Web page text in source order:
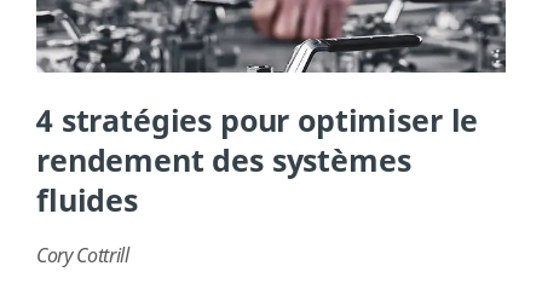
4 stratégies pour optimiser le
rendement des systèmes
fluides
Cory Cottrill